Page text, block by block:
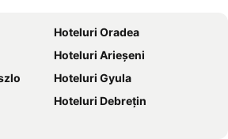
Hoteluri Oradea
Hoteluri Arieşeni
Hoteluri Gyula
Hoteluri Debrețin